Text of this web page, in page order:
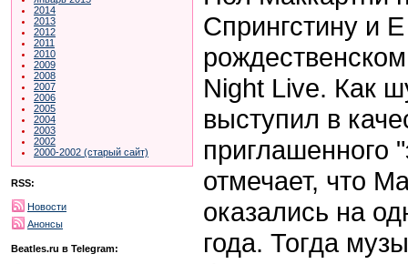
2014
2013
2012
2011
2010
2009
2008
2007
2006
2005
2004
2003
2002
2000-2002 (старый сайт)
RSS:
Новости
Анонсы
Beatles.ru в Telegram:
Спрингстину и
Night Live. Как
выступил в
приглашенного
отмечает, что
оказались на
года. Тогда